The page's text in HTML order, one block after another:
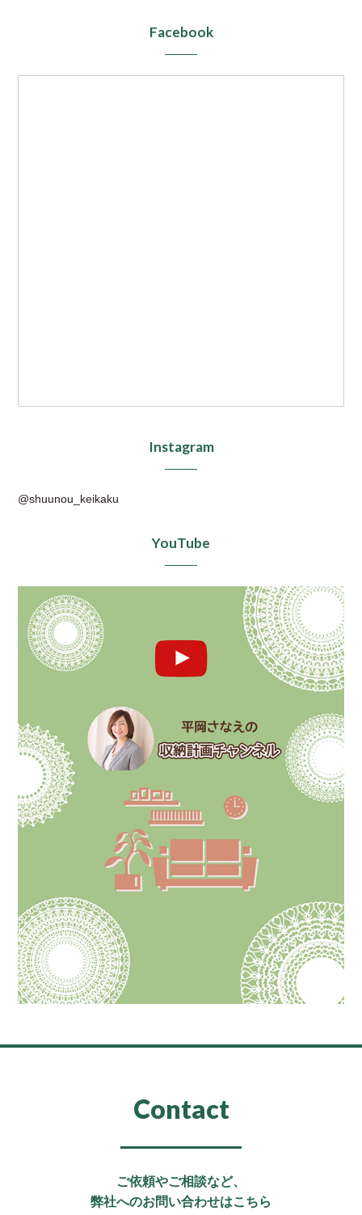
Facebook
Instagram
@shuunou_keikaku
YouTube
Contact
ご依頼やご相談など、
弊社へのお問い合わせはこちら